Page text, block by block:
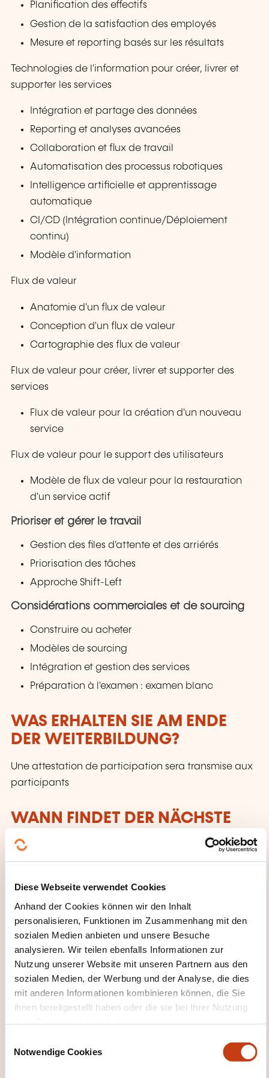
Diese Webseite verwendet Cookies
Anhand der Cookies können wir den Inhalt
personalisieren, Funktionen im Zusammenhang mit den
sozialen Medien anbieten und unsere Besuche
analysieren. Wir teilen ebenfalls Informationen zur
Nutzung unserer Website mit unseren Partnern aus den
sozialen Medien, der Werbung und der Analyse, die dies
mit anderen Informationen kombinieren können, die Sie
ihnen bereitgestellt haben oder die sie bei Ihrer Nutzung
Notwendige Cookies
Planification des effectifs
Gestion de la satisfaction des employés
Mesure et reporting basés sur les résultats
Technologies de l'information pour créer, livrer et
supporter les services
Intégration et partage des données
Reporting et analyses avancées
Collaboration et flux de travail
Automatisation des processus robotiques
Intelligence artificielle et apprentissage
automatique
CI/CD (Intégration continue/Déploiement
continu)
Modèle d'information
Flux de valeur
Anatomie d'un flux de valeur
Conception d'un flux de valeur
Cartographie des flux de valeur
Flux de valeur pour créer, livrer et supporter des
services
Flux de valeur pour la création d'un nouveau
service
Flux de valeur pour le support des utilisateurs
Modèle de flux de valeur pour la restauration
d'un service actif
Prioriser et gérer le travail
Gestion des files d'attente et des arriérés
Priorisation des tâches
Approche Shift-Left
Considérations commerciales et de sourcing
Construire ou acheter
Modèles de sourcing
Intégration et gestion des services
Préparation à l'examen : examen blanc
WAS ERHALTEN SIE AM ENDE
DER WEITERBILDUNG?
Une attestation de participation sera transmise aux
participants
WANN FINDET DER NÄCHSTE
TERMIN STATT?
En distanciel
FR 2350,00€
Details anzeigen
En distanciel
Anmeldefrist
Sich anmelden